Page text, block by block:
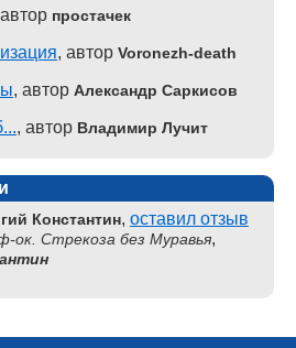
простачек
, автор Voronezh-death
, автор Александр Саркисов
, автор Владимир Лучит
Константин, оставил отзыв
ок. Стрекоза без Муравья,